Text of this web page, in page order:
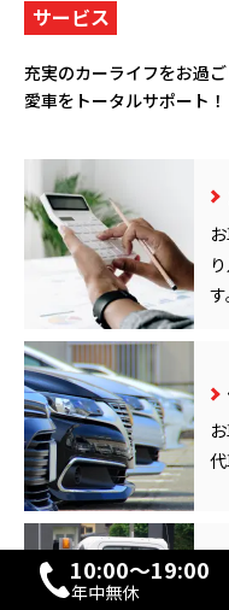
サービス
充実のカーライフをお過ご
愛車をトータルサポート！
す
10:00〜19:00
年中無休